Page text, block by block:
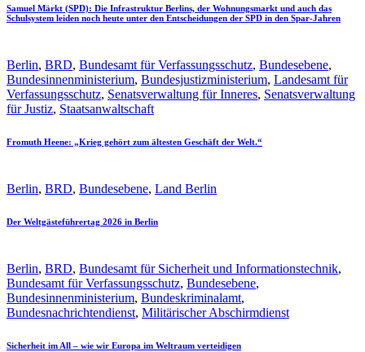
Samuel Märkt (SPD): Die Infrastruktur Berlins, der Wohnungsmarkt und auch das
Schulsystem leiden noch heute unter den Entscheidungen der SPD in den Spar-Jahren
Berlin, BRD, Bundesamt für Verfassungsschutz, Bundesebene,
Bundesinnenministerium, Bundesjustizministerium, Landesamt für
Verfassungsschutz, Senatsverwaltung für Inneres, Senatsverwaltung
für Justiz, Staatsanwaltschaft
Fromuth Heene: „Krieg gehört zum ältesten Geschäft der Welt.“
Berlin, BRD, Bundesebene, Land Berlin
Der Weltgästeführertag 2026 in Berlin
Berlin, BRD, Bundesamt für Sicherheit und Informationstechnik,
Bundesamt für Verfassungsschutz, Bundesebene,
Bundesinnenministerium, Bundeskriminalamt,
Bundesnachrichtendienst, Militärischer Abschirmdienst
Sicherheit im All – wie wir Europa im Weltraum verteidigen